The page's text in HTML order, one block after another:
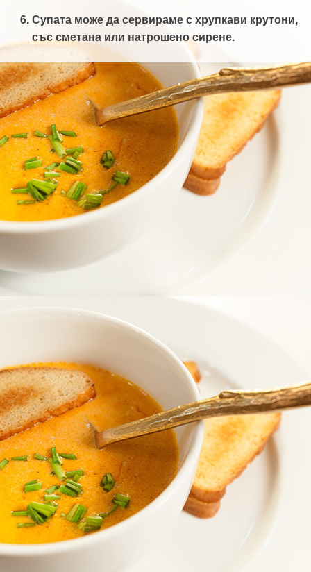
Супата може да сервираме с хрупкави крутони,
със сметана или натрошено сирене.